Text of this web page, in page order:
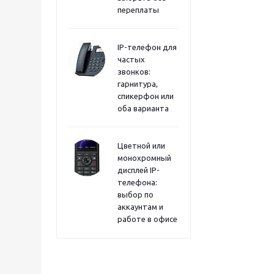
переплаты
IP-телефон для
частых
звонков:
гарнитура,
спикерфон или
оба варианта
Цветной или
монохромный
дисплей IP-
телефона:
выбор по
аккаунтам и
работе в офисе